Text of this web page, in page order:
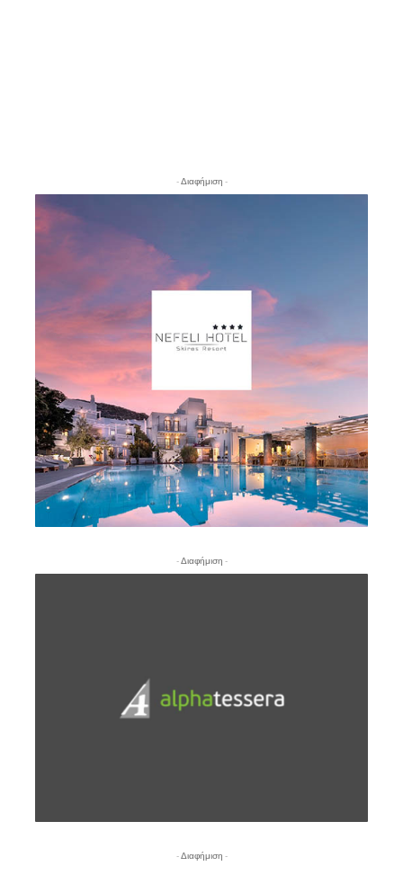
- Διαφήμιση -
- Διαφήμιση -
- Διαφήμιση -